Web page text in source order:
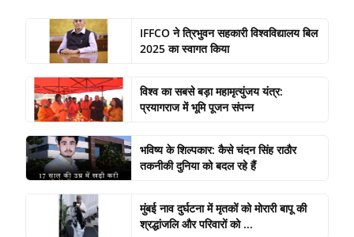
IFFCO ने त्रिभुवन सहकारी विश्वविद्यालय बिल
2025 का स्वागत किया
विश्व का सबसे बड़ा महामृत्युंजय यंत्र:
प्रयागराज में भूमि पूजन संपन्न
भविष्य के शिल्पकार: कैसे चंदन सिंह राठौर
तकनीकी दुनिया को बदल रहे हैं
मुंबई नाव दुर्घटना में मृतकों को मोरारी बापू की
श्रद्धांजलि और परिवारों को ...